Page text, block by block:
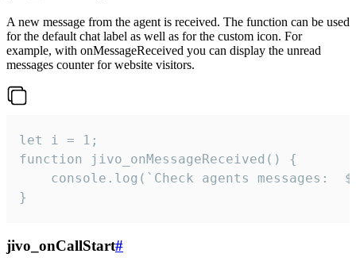
A new message from the agent is received. The function can be used
for the default chat label as well as for the custom icon. For
example, with onMessageReceived you can display the unread
messages counter for website visitors.
let i = 1;
function jivo_onMessageReceived() {
}
jivo_onCallStart#